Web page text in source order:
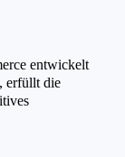
entwickelt
erfüllt die